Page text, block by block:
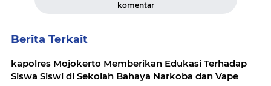
komentar
Berita Terkait
kapolres Mojokerto Memberikan Edukasi Terhadap
Siswa Siswi di Sekolah Bahaya Narkoba dan Vape